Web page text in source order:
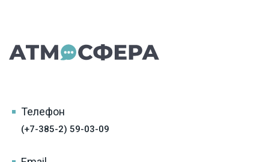
Телефон
(+7-385-2) 59-03-09